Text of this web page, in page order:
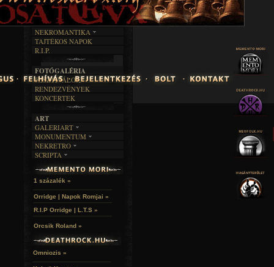
FORDÍTÁSOK
DALSZÖVEGEK
FILM
MŰVÉSZET
ÍRÁSTÖRTÉNET
FEKETE HUMOR
KÉPES
SZÖVEGES
RENDEZVÉNYEK
NEKROMANTIKA
AKTUÁLIS
A MÚLT
TAJTÉKOS NAPOK
R.I.P.
FOTÓGALÉRIA
FESZTIVÁLOK
RENDEZVÉNYEK
KONCERTEK
ART
GALERIART
ARTGALERI
KÉPREGÉNYEK
LAKÁSKULTS
MONUMENTUM
TEMETŐK
TEMPLOMOK
VÁRAK
HELYEK
NEKRETRO
SZUBKULT
FEKETE LYUK
RELIKVIÁK
SCRIPTA
NOVELLÁK
VERSEK
1 százalék »
Orridge | Napok Romjai »
R.I.P Orridge | L.T.S »
Orcsik Roland »
Omniozis »